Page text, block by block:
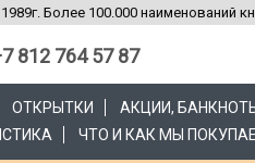
Более 100.000 наименований
812 764 57 87
ОТКРЫТКИ АКЦИИ,
ЧТО И КАК МЫ